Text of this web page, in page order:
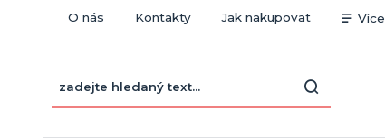
O nás Kontakty Jak nakupovat Více